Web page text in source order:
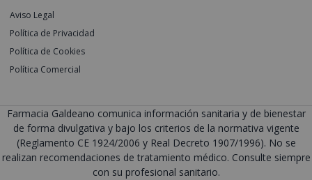
Aviso Legal
Política de Privacidad
Política de Cookies
Política Comercial
Farmacia Galdeano comunica información sanitaria y de bienestar
de forma divulgativa y bajo los criterios de la normativa vigente
(Reglamento CE 1924/2006 y Real Decreto 1907/1996). No se
realizan recomendaciones de tratamiento médico. Consulte siempre
con su profesional sanitario.